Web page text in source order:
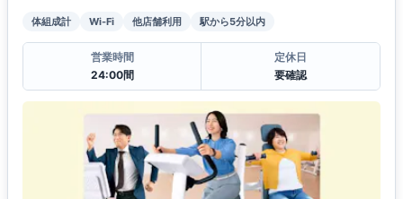
体組成計 Wi-Fi 他店舗利用 駅から5分以内
営業時間
24:00間
定休日
要確認